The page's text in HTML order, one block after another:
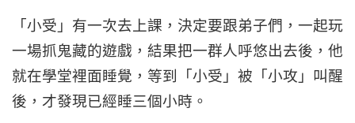
「小受」有一次去上課，決定要跟弟子們，一起玩
一場抓鬼藏的遊戲，結果把一群人呼悠出去後，他
就在學堂裡面睡覺，等到「小受」被「小攻」叫醒
後，才發現已經睡三個小時。